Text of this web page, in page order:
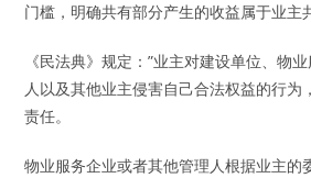
门槛，明确共有部分产生的收益属于业主
《民法典》规定：”业主对建设单位、物
人以及其他业主侵害自己合法权益的行为
责任。
物业服务企业或者其他管理人根据业主的